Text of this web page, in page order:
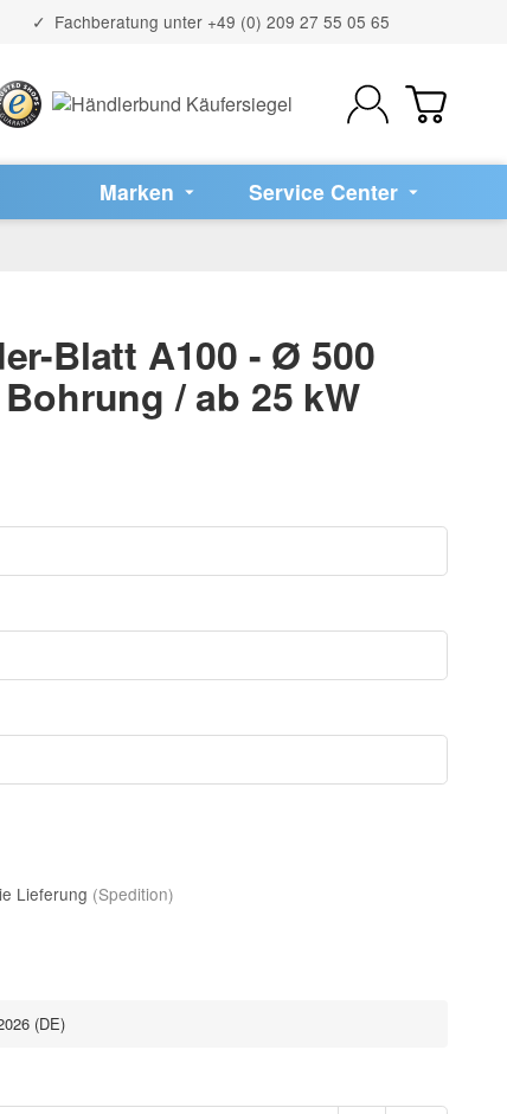
Fachberatung unter +49 (0) 209 27 55 05 65
Marken Service Center
Blatt A100 - Ø 500
/ ab 25 kW
Lieferung (Spedition)
(DE)